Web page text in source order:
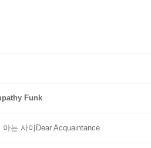
Funk
아는 사이Dear Acquaintance